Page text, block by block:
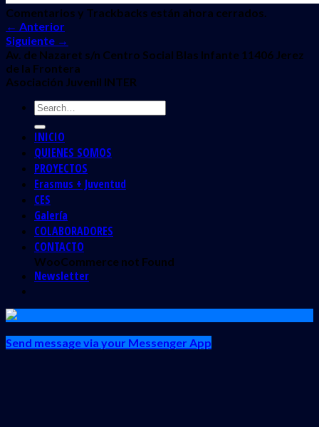
Comentarios y Trackbacks están ahora cerrados.
← Anterior
Siguiente →
Av. de Nazaret s/n Centro Social Blas Infante 11406 Jerez
de la Frontera
Asociación Juvenil INTER
INICIO
QUIENES SOMOS
PROYECTOS
Erasmus + Juventud
CES
Galería
COLABORADORES
CONTACTO
WooCommerce not Found
Newsletter
Send message via your Messenger App